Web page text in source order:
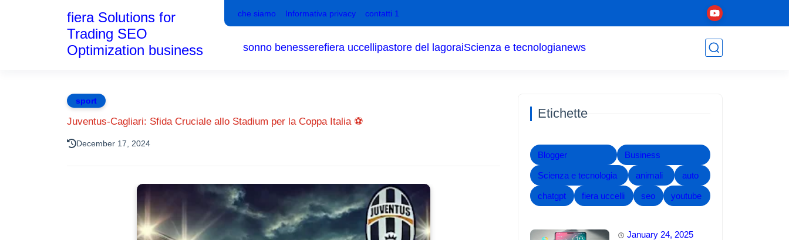
che siamo Informativa privacy contatti 1
fiera Solutions for
Trading SEO
Optimization business
sonno benesserefiera uccellipastore del lagoraiScienza e tecnologianews
sport
Juventus-Cagliari: Sfida Cruciale allo Stadium per la Coppa Italia ⚽
December 17, 2024
Etichette
Blogger Business
Scienza e tecnologia animali auto
chatgpt fiera uccelli seo youtube
January 24, 2025